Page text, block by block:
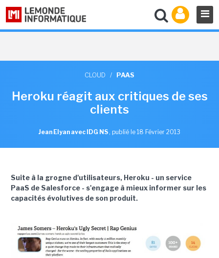
CLOUD / PAAS
Heroku réagit aux critiques de ses
clients
Jean Elyan avec IDG NS , publié le 18 Février 2013
Suite à la grogne d'utilisateurs, Heroku - un service
PaaS de Salesforce - s'engage à mieux informer sur les
capacités évolutives de son produit.